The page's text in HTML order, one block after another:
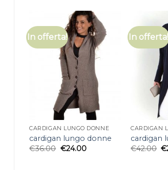
In offerta!
CARDIGAN LUNGO DONNE
cardigan lungo donne
€36.00 €24.00
In offerta!
CARDIGAN
cardigan
€42.00 €